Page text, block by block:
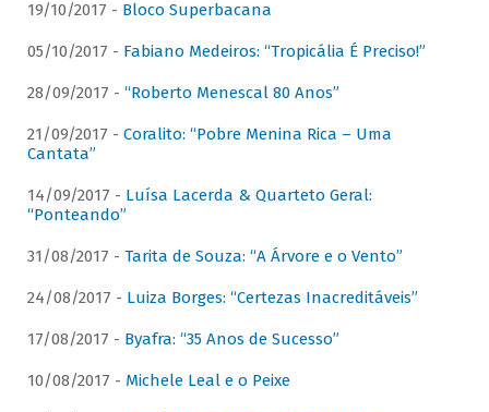
19/10/2017 - Bloco Superbacana
05/10/2017 - Fabiano Medeiros: “Tropicália É Preciso!”
28/09/2017 - “Roberto Menescal 80 Anos”
21/09/2017 - Coralito: “Pobre Menina Rica – Uma
Cantata”
14/09/2017 - Luísa Lacerda & Quarteto Geral:
“Ponteando”
31/08/2017 - Tarita de Souza: “A Árvore e o Vento”
24/08/2017 - Luiza Borges: “Certezas Inacreditáveis”
17/08/2017 - Byafra: “35 Anos de Sucesso”
10/08/2017 - Michele Leal e o Peixe